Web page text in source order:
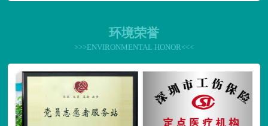
环境荣誉
>>>ENVIRONMENTAL HONOR<<<